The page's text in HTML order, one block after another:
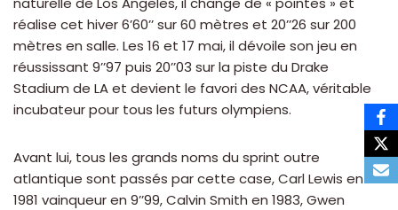
réalise cet hiver 6’60’’ sur 60 mètres et 20’’26 sur 200
mètres en salle. Les 16 et 17 mai, il dévoile son jeu en
réussissant 9’’97 puis 20’’03 sur la piste du Drake
Stadium de LA et devient le favori des NCAA, véritable
incubateur pour tous les futurs olympiens.
Avant lui, tous les grands noms du sprint outre
atlantique sont passés par cette case, Carl Lewis en
1981 vainqueur en 9’’99, Calvin Smith en 1983, Gwen